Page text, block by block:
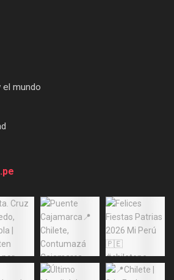
el mundo